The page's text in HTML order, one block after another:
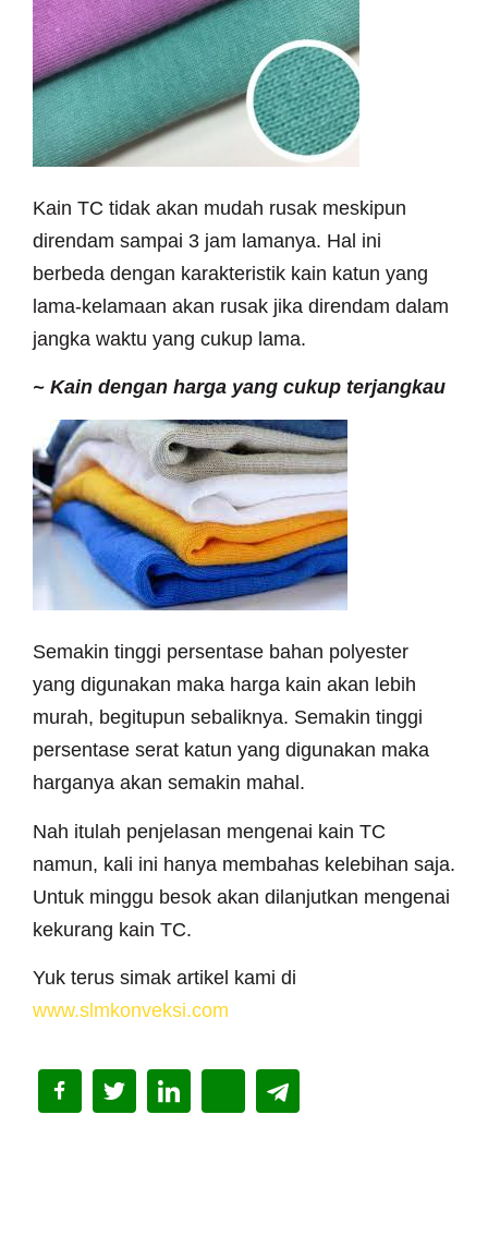
Kain TC tidak akan mudah rusak meskipun
direndam sampai 3 jam lamanya. Hal ini
berbeda dengan karakteristik kain katun yang
lama-kelamaan akan rusak jika direndam dalam
jangka waktu yang cukup lama.
~ Kain dengan harga yang cukup terjangkau
Semakin tinggi persentase bahan polyester
yang digunakan maka harga kain akan lebih
murah, begitupun sebaliknya. Semakin tinggi
persentase serat katun yang digunakan maka
harganya akan semakin mahal.
Nah itulah penjelasan mengenai kain TC
namun, kali ini hanya membahas kelebihan saja.
Untuk minggu besok akan dilanjutkan mengenai
kekurang kain TC.
Yuk terus simak artikel kami di
www.slmkonveksi.com